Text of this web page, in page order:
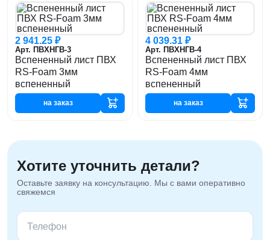
2 941.25 ₽
Арт. ПВХНГВ-3
Вспененный лист ПВХ
RS-Foam 3мм
вспененный
на заказ
4 039.31 ₽
Арт. ПВХНГВ-4
Вспененный лист ПВХ
RS-Foam 4мм
вспененный
на заказ
Хотите уточнить детали?
Оставьте заявку на консультацию. Мы с вами оперативно
свяжемся